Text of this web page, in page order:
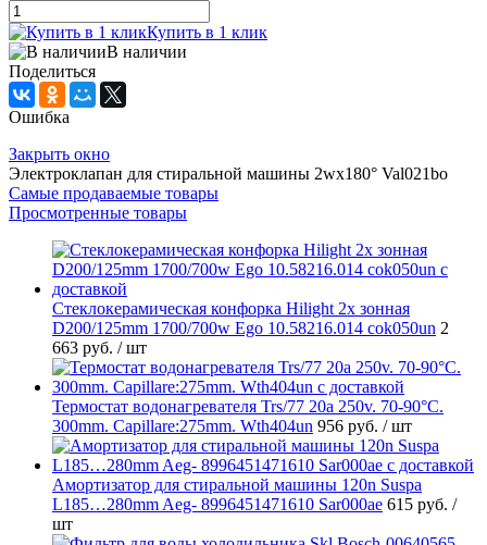
Купить в 1 клик
В наличии
Поделиться
Ошибка
Закрыть окно
Электроклапан для стиральной машины 2wx180° Val021bo
Самые продаваемые товары
Просмотренные товары
Стеклокерамическая конфорка Hilight 2х зонная
D200/125mm 1700/700w Ego 10.58216.014 cok050un 2
663 руб. / шт
Термостат водонагревателя Trs/77 20a 250v. 70-90°C.
300mm. Capillare:275mm. Wth404un 956 руб. / шт
Амортизатор для стиральной машины 120n Suspa
L185…280mm Aeg- 8996451471610 Sar000ae 615 руб. /
шт